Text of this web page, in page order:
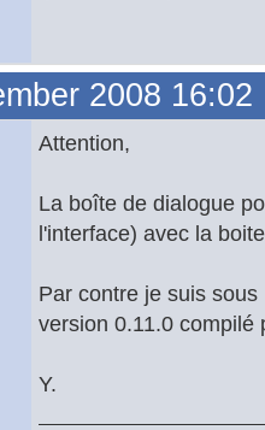
2008 16:02
Attention,
La boîte de dialogue
l'interface) avec la
Par contre je suis
version 0.11.0 compilé
Y.